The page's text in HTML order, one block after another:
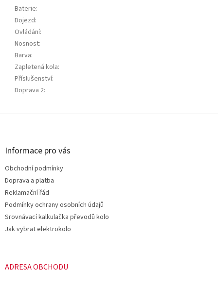
Baterie:
Dojezd:
Ovládání:
Nosnost:
Barva:
Zapletená kola:
Příslušenství:
Doprava 2:
Z
Informace pro vás
Obchodní podmínky
Doprava a platba
Reklamační řád
Podmínky ochrany osobních údajů
Srovnávací kalkulačka převodů kolo
Jak vybrat elektrokolo
ADRESA OBCHODU